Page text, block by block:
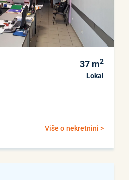
37 m2
Lokal
Više o nekretnini >